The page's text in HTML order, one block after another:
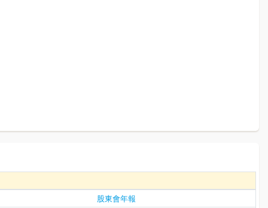
股東會年報